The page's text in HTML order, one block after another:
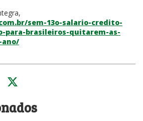
sem-13o-salario-credito-
para-brasileiros-quitarem-as-